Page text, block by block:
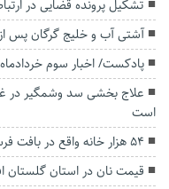
تشکیل پرونده قضایی در
آشتی آب و خلیج گرگان پس
پادکست/ اخبار سوم
علاج بخشی سد وشمگیر در
است
۵۴ هزار خانه واقع در بافت فرسوده شهری گلستان ناایمن است
قیمت نان در استان گلستان